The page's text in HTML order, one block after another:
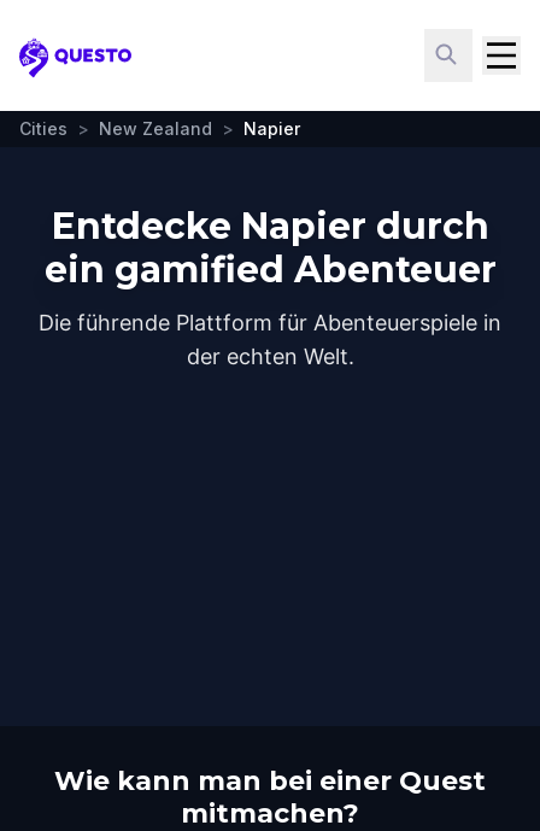
Questo
Cities > New Zealand > Napier
Entdecke Napier durch
ein gamified Abenteuer
Die führende Plattform für Abenteuerspiele in
der echten Welt.
Wie kann man bei einer Quest
mitmachen?